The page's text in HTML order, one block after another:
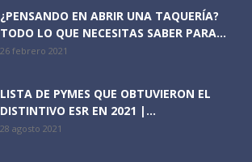
¿PENSANDO EN ABRIR UNA TAQUERÍA?
TODO LO QUE NECESITAS SABER PARA...
26 febrero 2021
LISTA DE PYMES QUE OBTUVIERON EL
DISTINTIVO ESR EN 2021 |...
28 agosto 2021